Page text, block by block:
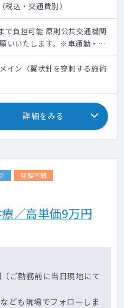
込・交通費別）
で負担可能 原則公共交通機関
いいたします。※車通勤・タ
談
イン（翼状針を穿刺する施術
詳細をみる
経験不問
／高単価9万円
ご勤務前に当日現地にて
ども現場でフォローしま